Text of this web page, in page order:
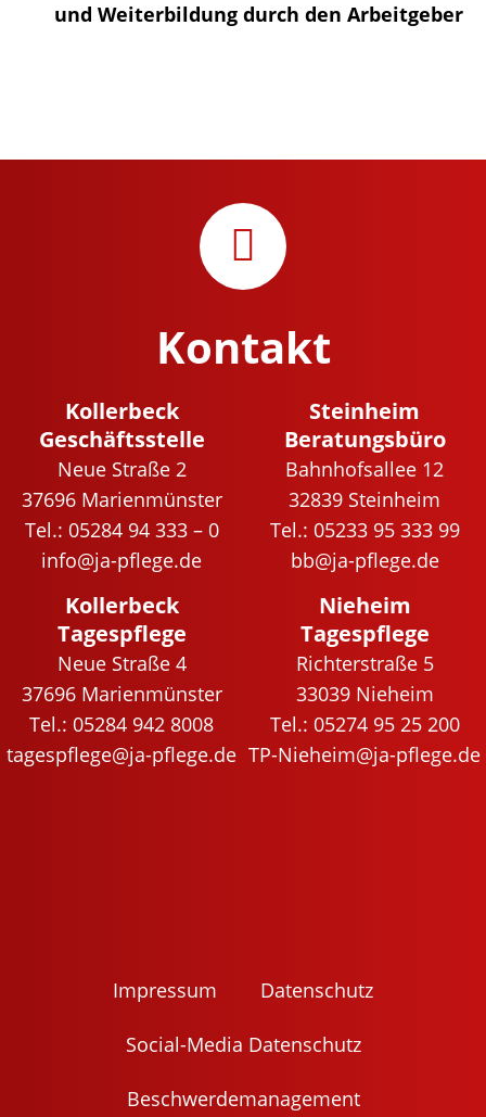
und Weiter­bil­dung durch den Arbeitgeber
Kontakt
Kollerbeck
Geschäftsstelle
Neue Straße 2
37696 Marienmünster
Tel.: 05284 94 333 – 0
info@ja-pflege.de
Steinheim
Beratungsbüro
Bahnhofsallee 12
32839 Steinheim
Tel.: 05233 95 333 99
bb@ja-pflege.de
Kollerbeck
Tagespflege
Neue Straße 4
37696 Marienmünster
Tel.: 05284 942 8008
tagespflege@ja-pflege.de
Nieheim
Tagespflege
Richterstraße 5
33039 Nieheim
Tel.: 05274 95 25 200
TP-Nieheim@ja-pflege.de
Impres­sum Daten­schutz
Social-Media Daten­schutz
Beschwer­de­ma­nage­ment